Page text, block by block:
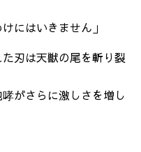
にはいきません」
刃は天獣の尾を斬り裂
がさらに激しさを増し